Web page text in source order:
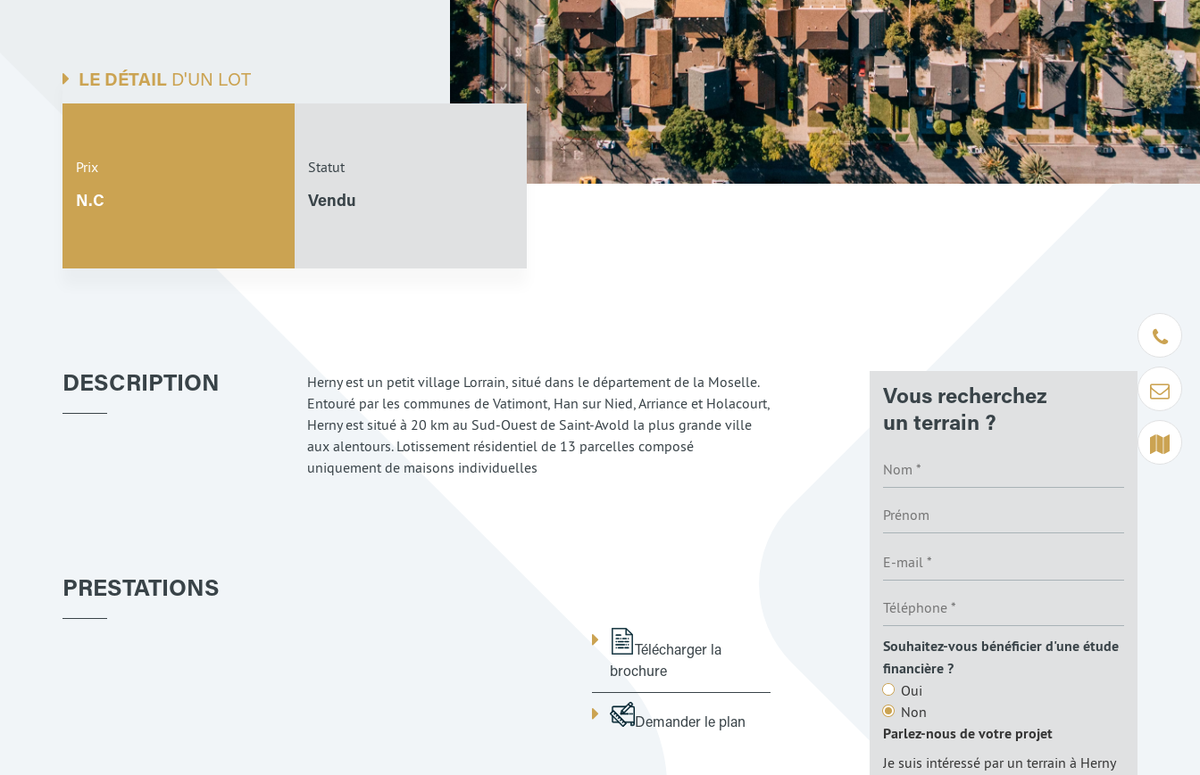
Être
Contact
Terrain à
LE DÉTAIL D'UN LOT
Prix
N.C
Statut
Vendu
DESCRIPTION
Herny est un petit village Lorrain, situé dans le département de la Moselle.
Entouré par les communes de Vatimont, Han sur Nied, Arriance et Holacourt,
Herny est situé à 20 km au Sud-Ouest de Saint-Avold la plus grande ville
aux alentours. Lotissement résidentiel de 13 parcelles composé
uniquement de maisons individuelles
PRESTATIONS
Télécharger la
brochure
Demander le plan
Vous recherchez
un terrain ?
Souhaitez-vous bénéficier d'une étude
financière ?
Oui
Non
Parlez-nous de votre projet